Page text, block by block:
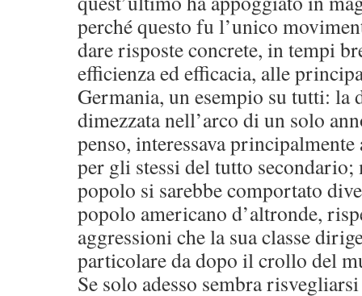
perché questo fu l’unico
dare risposte concrete, in tempi
efficienza ed efficacia, alle
Germania, un esempio su tutti: la
dimezzata nell’arco di un solo
penso, interessava
per gli stessi del tutto
popolo si sarebbe comportato
popolo americano d’altronde,
aggressioni che la sua classe
particolare da dopo il crollo del
Se solo adesso sembra